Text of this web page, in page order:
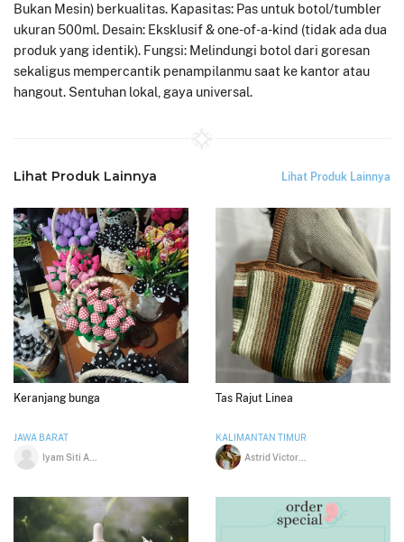
Bukan Mesin) berkualitas. Kapasitas: Pas untuk botol/tumbler
ukuran 500ml. Desain: Eksklusif & one-of-a-kind (tidak ada dua
produk yang identik). Fungsi: Melindungi botol dari goresan
sekaligus mempercantik penampilanmu saat ke kantor atau
hangout. Sentuhan lokal, gaya universal.
Lihat Produk Lainnya Lihat Produk Lainnya
Keranjang bunga
JAWA BARAT
Tas Rajut Linea
KALIMANTAN TIMUR